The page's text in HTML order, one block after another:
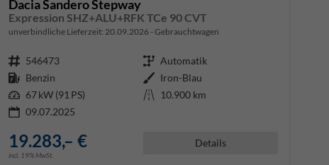
Dacia Sandero Stepway
Expression SHZ+ALU+RFK TCe 90 CVT
unverbindliche Lieferzeit: 20.09.2026 Gebrauchtwagen
Fahrzeugnr. 546473 Getriebe Automatik
Kraftstoff Benzin Außenfarbe Iron-Blau
Leistung 67 kW (91 PS) Kilometerstand 10.900 km
09.07.2025
19.283,– €
incl. 19% MwSt.
Details